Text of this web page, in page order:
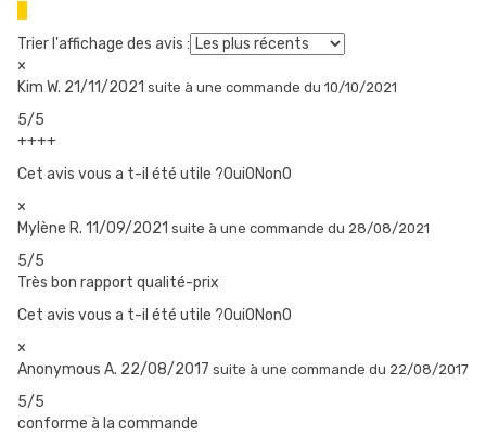
Trier l'affichage des avis :
×
Kim W. 21/11/2021 suite à une commande du 10/10/2021
5/5
++++
Cet avis vous a t-il été utile ?Oui0Non0
×
Mylène R. 11/09/2021 suite à une commande du 28/08/2021
5/5
Très bon rapport qualité-prix
Cet avis vous a t-il été utile ?Oui0Non0
×
Anonymous A. 22/08/2017 suite à une commande du 22/08/2017
5/5
conforme à la commande